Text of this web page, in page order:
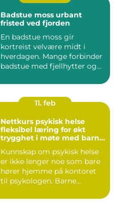
Badstue moss urbant
fristed ved fjorden
En badstue moss gir
kortreist velvære midt i
hverdagen. Mange forbinder
badstue med fjellhytter og
11. feb
Nettkurs psykisk helse
fleksibel læring for økt
trygghet i møte med barn
Kunnskap om psykisk helse
er ikke lenger noe som bare
hører hjemme på kontoret
til psykologen. Barne...